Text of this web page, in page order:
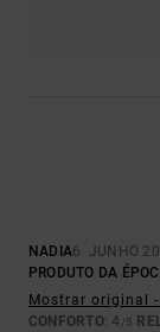
NADIA6. JUNHO
PRODUTO DA
Mostrar original
CONFORTO: 4 /5